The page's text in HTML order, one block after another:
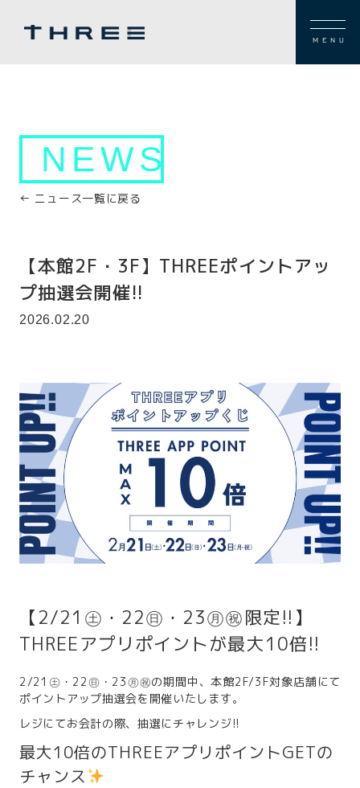
MENU
NEWS
← ニュース一覧に戻る
【本館2F・3F】THREEポイントアッ
プ抽選会開催!!
2026.02.20
【2/21㊏・22㊐・23㊊㊗限定!!】
THREEアプリポイントが最大10倍!!
2/21㊏・22㊐・23㊊㊗の期間中、本館2F/3F対象店舗にて
ポイントアップ抽選会を開催いたします。
レジにてお会計の際、抽選にチャレンジ!!
最大10倍のTHREEアプリポイントGETの
チャンス